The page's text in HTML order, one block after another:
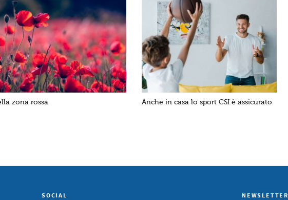
zona rossa Anche in casa lo sport CSI è assicurato
SOCIAL NEWSLETTER